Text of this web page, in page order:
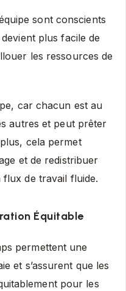
sont conscients
plus facile de
les ressources de
car chacun est au
autres et peut prêter
cela permet
et de redistribuer
de travail fluide.
Équitable
permettent une
et s’assurent que les
pour les